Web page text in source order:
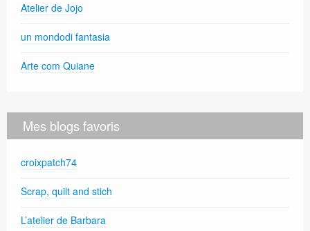
Atelier de Jojo
un mondodi fantasia
Arte com Quiane
Mes blogs favoris
croixpatch74
Scrap, quilt and stich
L’atelier de Barbara